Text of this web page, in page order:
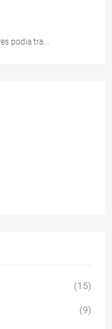
podia tra...
(15)
(9)